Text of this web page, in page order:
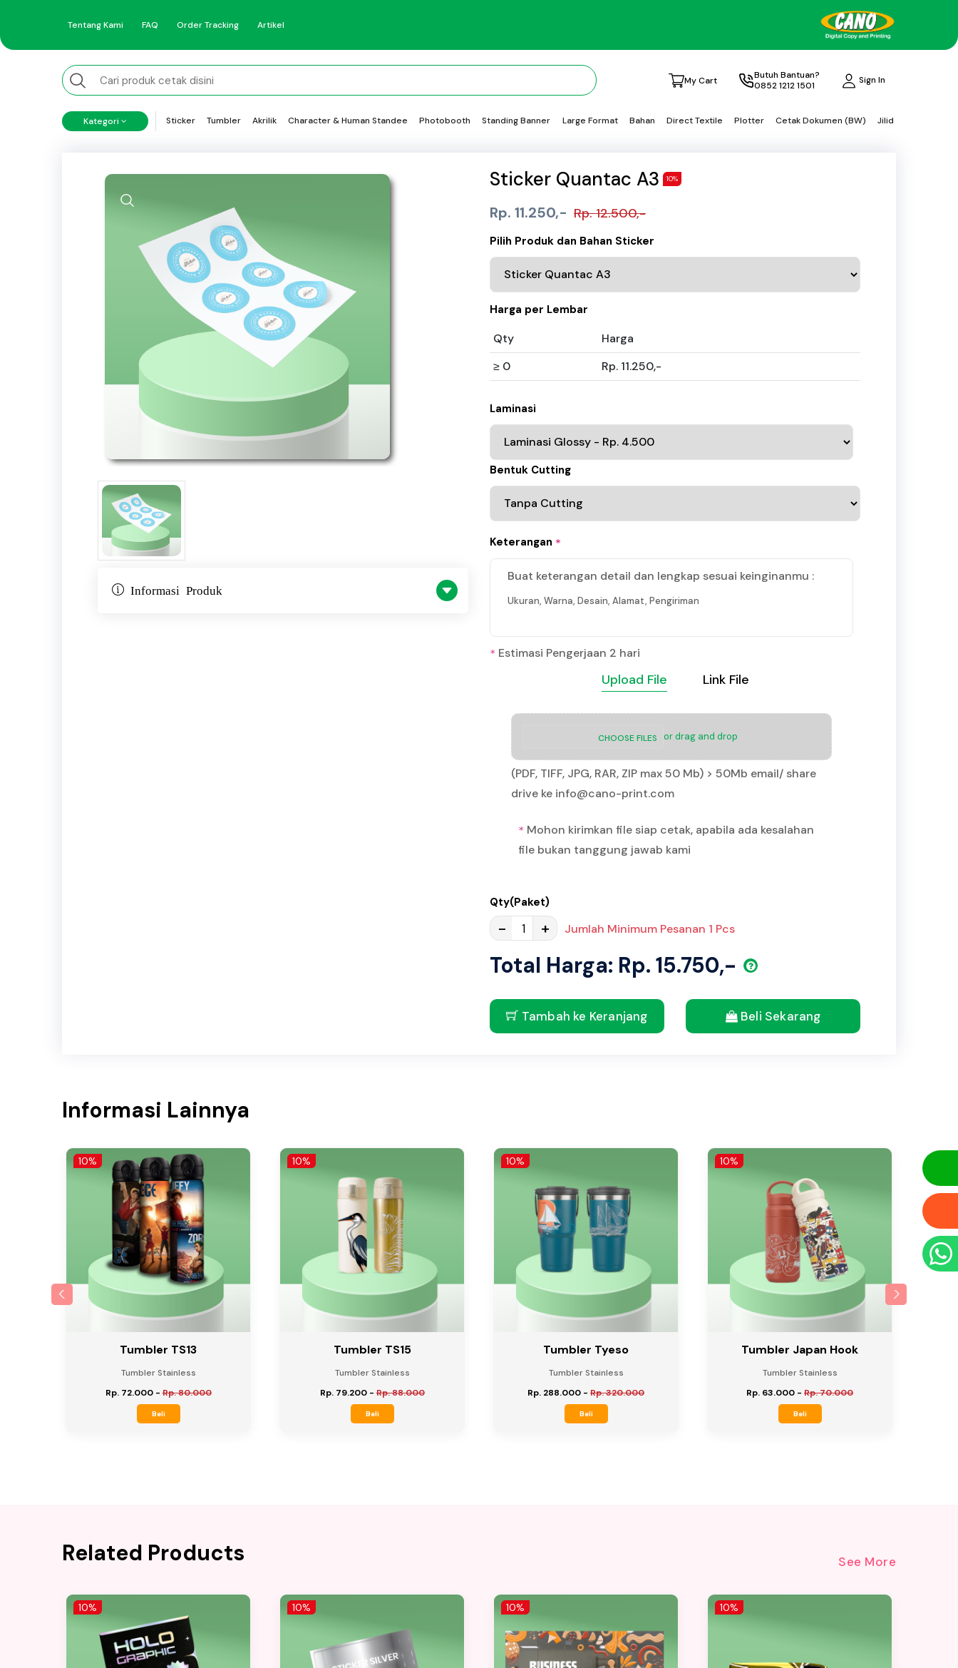
Tentang Kami FAQ Order Tracking Artikel
My Cart
Butuh Bantuan?
0852 1212 1501
Sign In
Kategori Sticker Tumbler Akrilik Character & Human Standee Photobooth Standing Banner Large Format Bahan Direct Textile Plotter Cetak Dokumen (BW) Jilid
Informasi Produk
Sticker Quantac A3 10%
Rp. 11.250,- Rp. 12.500,-
Pilih Produk dan Bahan Sticker
Harga per Lembar
Qty
Harga
≥ 0
Rp. 11.250,-
Laminasi
Bentuk Cutting
Keterangan *
Buat keterangan detail dan lengkap sesuai keinginanmu :
Ukuran, Warna, Desain, Alamat, Pengiriman
* Estimasi Pengerjaan 2 hari
Upload File Link File
CHOOSE FILES or drag and drop
(PDF, TIFF, JPG, RAR, ZIP max 50 Mb) > 50Mb email/ share
drive ke info@cano-print.com
* Mohon kirimkan file siap cetak, apabila ada kesalahan
file bukan tanggung jawab kami
Qty(Paket)
- + Jumlah Minimum Pesanan 1 Pcs
Total Harga: Rp. 15.750,-
Tambah ke Keranjang Beli Sekarang
Informasi Lainnya
10%
Tumbler TS13
Tumbler Stainless
Rp. 72.000-Rp. 80.000
Beli
10%
Tumbler TS15
Tumbler Stainless
Rp. 79.200-Rp. 88.000
Beli
10%
Tumbler Tyeso
Tumbler Stainless
Rp. 288.000 - Rp. 320.000
Beli
10%
Tumbler Japan Hook
Tumbler Stainless
Rp. 63.000 - Rp. 70.000
Beli
Related Products See More
10% 10% 10% 10%